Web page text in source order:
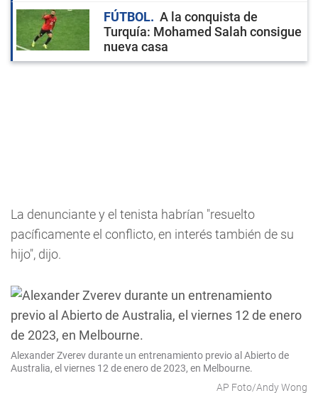
FÚTBOL
A la conquista de
Turquía: Mohamed Salah consigue
nueva casa
La denunciante y el tenista habrían "resuelto
pacíficamente el conflicto, en interés también de su
hijo", dijo.
Alexander Zverev durante un entrenamiento previo al Abierto de
Australia, el viernes 12 de enero de 2023, en Melbourne.
AP Foto/Andy Wong